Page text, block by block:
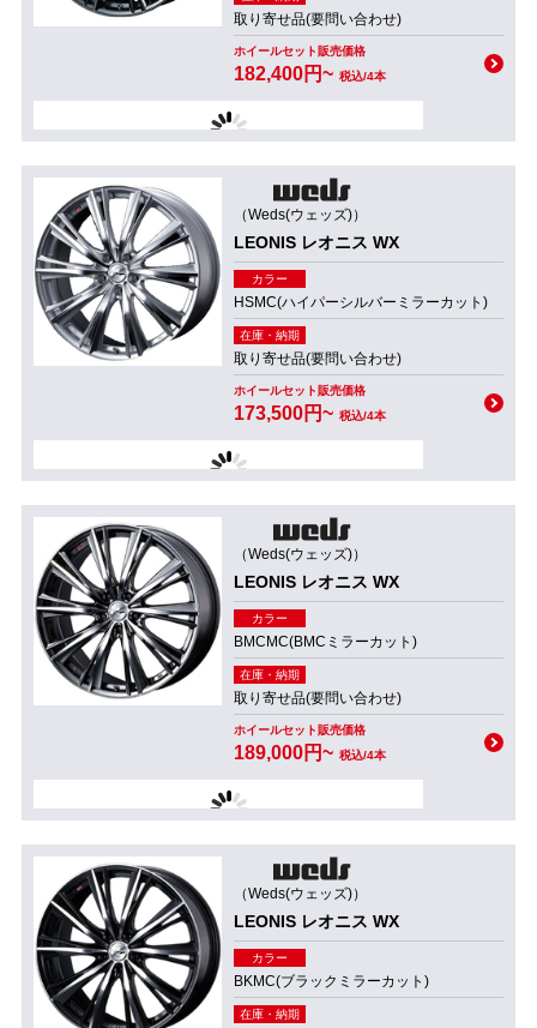
取り寄せ品(要問い合わせ)
ホイールセット販売価格
182,400円~ 税込/4本
（Weds(ウェッズ)）
LEONIS レオニス WX
カラー
HSMC(ハイパーシルバーミラーカット)
在庫・納期
取り寄せ品(要問い合わせ)
ホイールセット販売価格
173,500円~ 税込/4本
（Weds(ウェッズ)）
LEONIS レオニス WX
カラー
BMCMC(BMCミラーカット)
在庫・納期
取り寄せ品(要問い合わせ)
ホイールセット販売価格
189,000円~ 税込/4本
（Weds(ウェッズ)）
LEONIS レオニス WX
カラー
BKMC(ブラックミラーカット)
在庫・納期